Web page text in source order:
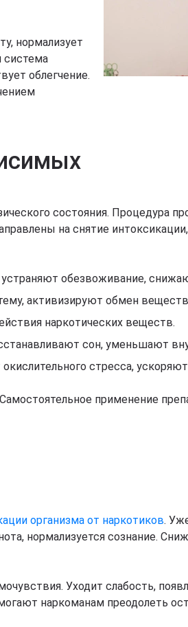
нормализует
система
облегчение.
состояния. Процедура
на снятие
обезвоживание,
активизируют обмен
наркотических веществ.
сон, уменьшают
стресса,
применение
организма от наркотиков.
нормализуется сознание.
Уходит слабость,
наркоманам преодолеть